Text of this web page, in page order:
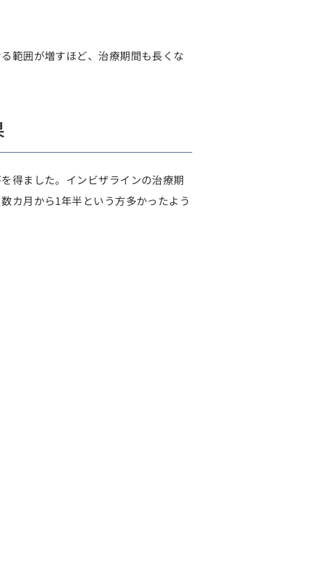
範囲が増すほど、治療期間も長くな
得ました。インビザラインの治療期
カ月から1年半という方多かったよう